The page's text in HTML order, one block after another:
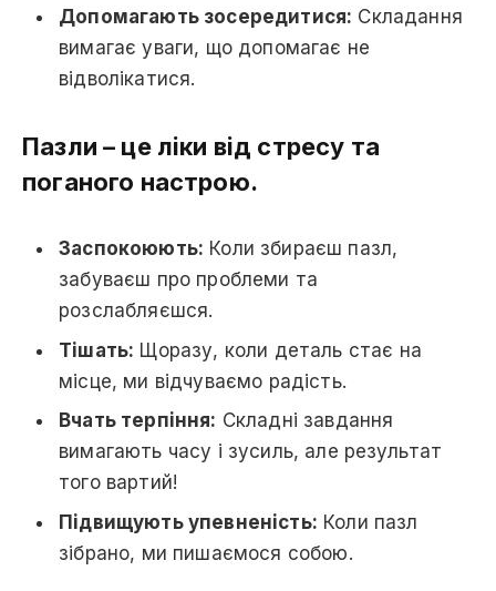
Допомагають зосередитися: Складання
вимагає уваги, що допомагає не
відволікатися.
Пазли – це ліки від стресу та
поганого настрою.
Заспокоюють: Коли збираєш пазл,
забуваєш про проблеми та
розслабляєшся.
Тішать: Щоразу, коли деталь стає на
місце, ми відчуваємо радість.
Вчать терпіння: Складні завдання
вимагають часу і зусиль, але результат
того вартий!
Підвищують упевненість: Коли пазл
зібрано, ми пишаємося собою.